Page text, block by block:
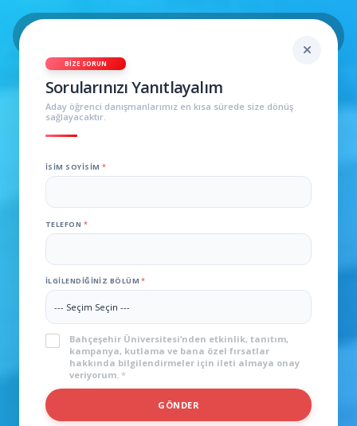
BIZE SORUN
Sorularınızı Yanıtlayalım
Aday öğrenci danışmanlarımız en kısa sürede size dönüş
sağlayacaktır.
İSIM SOYISIM *
TELEFON *
İLGILENDIĞINIZ BÖLÜM*
KVKK*
Bahçeşehir Üniversitesi’nden etkinlik, tanıtım,
kampanya, kutlama ve bana özel fırsatlar
hakkında bilgilendirmeler için ileti almaya onay
veriyorum. *
T
R
GÖNDER